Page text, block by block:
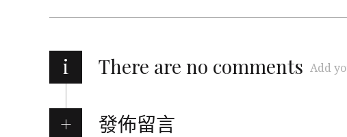
i There are no comments Add
發佈留言